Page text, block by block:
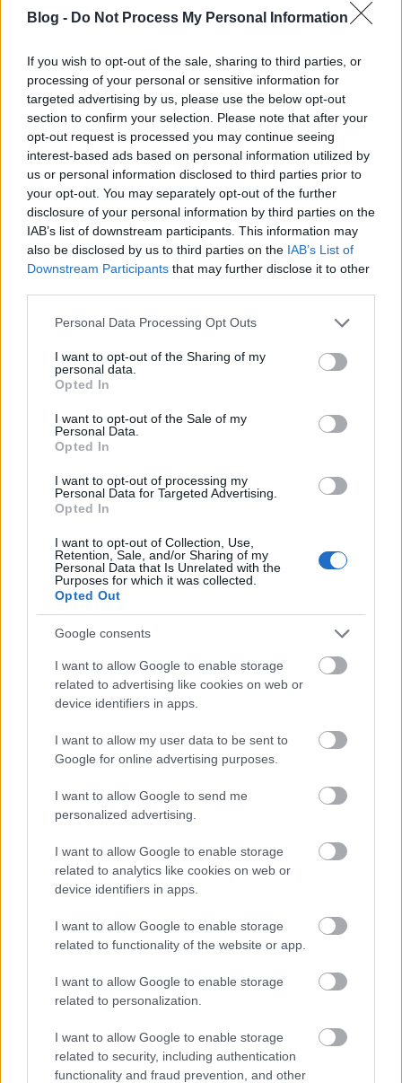
Blog - Do Not Process My Personal Information
If you wish to opt-out of the sale, sharing to third parties, or
processing of your personal or sensitive information for
targeted advertising by us, please use the below opt-out
section to confirm your selection. Please note that after your
opt-out request is processed you may continue seeing
interest-based ads based on personal information utilized by
us or personal information disclosed to third parties prior to
your opt-out. You may separately opt-out of the further
disclosure of your personal information by third parties on the
IAB’s list of downstream participants. This information may
also be disclosed by us to third parties on the IAB’s List of
Downstream Participants that may further disclose it to other
Please note that this website/app uses one or more Google
not limited to your visit or usage behaviour. You may click to
grant or deny consent to Google and its third-party tags to
use your data for below specified purposes in below Google
consent section.
Personal Data Processing Opt Outs
I want to opt-out of the Sharing of my
personal data.
Opted In
I want to opt-out of the Sale of my
Personal Data.
Opted In
I want to opt-out of processing my
Personal Data for Targeted Advertising.
Opted In
I want to opt-out of Collection, Use,
Retention, Sale, and/or Sharing of my
Personal Data that Is Unrelated with the
Purposes for which it was collected.
Opted Out
Google consents
I want to allow Google to enable storage
related to advertising like cookies on web or
device identifiers in apps.
I want to allow my user data to be sent to
Google for online advertising purposes.
I want to allow Google to send me
personalized advertising.
I want to allow Google to enable storage
related to analytics like cookies on web or
device identifiers in apps.
I want to allow Google to enable storage
related to functionality of the website or app.
I want to allow Google to enable storage
related to personalization.
I want to allow Google to enable storage
related to security, including authentication
functionality and fraud prevention, and other
Tavaly év végén a jazz világ ismét egy legendát
veszített el.Frederick Dewayne Hubbard, az
29-én, életének 70. évében szívinfarktusban hunyt el.
A mellofonon és trombitán is tanuló Freddie
Hubbard tizenéves korában már…
Emlékezés: Oscar Peterson (1925-
2007)
GregJazz•2008. december 23.
Oscar Peterson, a világhírű és meghatározó
jelentőségű kanadai jazz zongorista pontosan egy
évvel ezelőtt, 82 esztendős korában hunyt el.Az
Ontarioban született Peterson először édesapjától,
majd nővérétől tanult zenélni. Ötéves korában TBC-